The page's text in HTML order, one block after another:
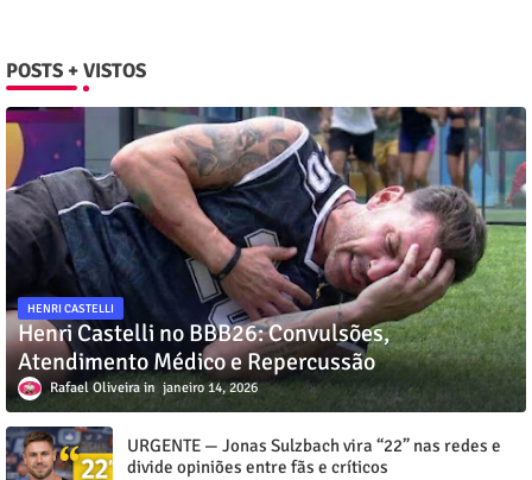
POSTS + VISTOS
HENRI CASTELLI
Henri Castelli no BBB26: Convulsões,
Atendimento Médico e Repercussão
Rafael Oliveira janeiro 14, 2026
URGENTE — Jonas Sulzbach vira “22” nas redes e
divide opiniões entre fãs e críticos